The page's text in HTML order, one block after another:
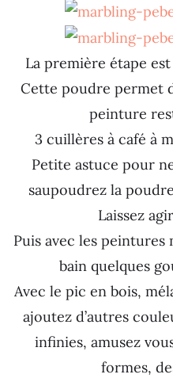
La première étape
Cette poudre permet
peinture
3 cuillères à café à
Petite astuce pour
saupoudrez la
Laissez
Puis avec les peintures
bain quelques
Avec le pic en bois,
ajoutez d’autres
infinies, amusez
formes,